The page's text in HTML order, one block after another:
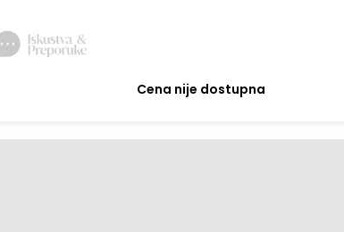
Cena nije dostupna